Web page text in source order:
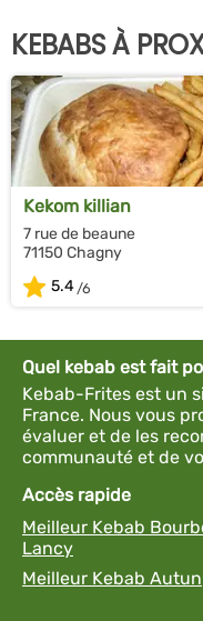
KEBABS À
Kekom killian
7 rue de beaune
71150 Chagny
5.4
Quel kebab est fait
Kebab-Frites est un
France. Nous vous
évaluer et de les
communauté et de
Accès rapide
Meilleur Kebab
Lancy
Meilleur Kebab Autun